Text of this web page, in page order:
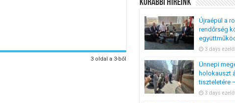
3 oldal a 3-ből
Korábbi Híreink
Újraépül a
rendőrség
3 days
Ünnepi
holokauszt
tiszteletére
3 days